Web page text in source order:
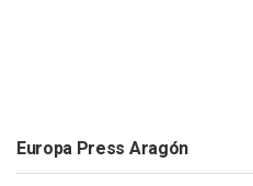
Europa Press Aragón